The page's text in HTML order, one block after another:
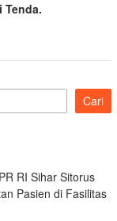
Tenda.
Cari
RI Sihar Sitorus
Pasien di Fasilitas